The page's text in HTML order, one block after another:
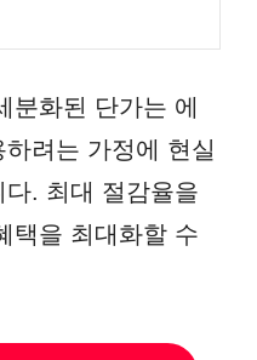
분화된 단가는 에
려는 가정에 현실
. 최대 절감율을
택을 최대화할 수